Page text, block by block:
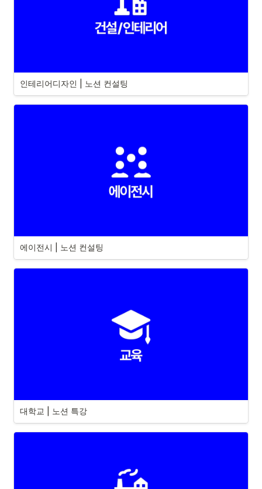
인테리어디자인 | 노션 컨설팅
에이전시 | 노션 컨설팅
대학교 | 노션 특강